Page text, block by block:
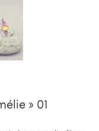
» 01